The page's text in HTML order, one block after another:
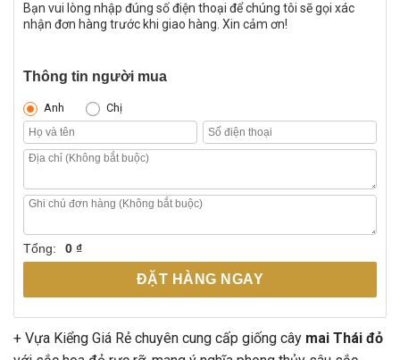
Bạn vui lòng nhập đúng số điện thoại để chúng tôi sẽ gọi xác
nhận đơn hàng trước khi giao hàng. Xin cảm ơn!
Thông tin người mua
Anh Chị
Tổng: 0 ₫
ĐẶT HÀNG NGAY
+ Vựa Kiểng Giá Rẻ chuyên cung cấp giống cây mai Thái đỏ